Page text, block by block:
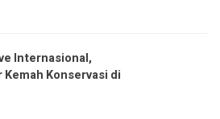
Internasional,
Konservasi di